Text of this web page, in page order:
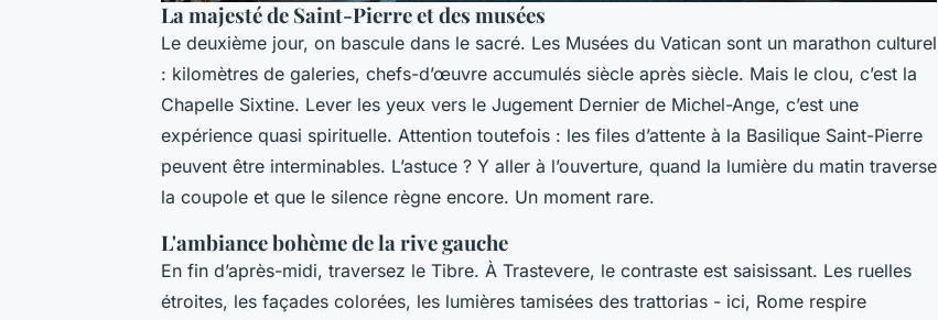
La majesté de Saint-Pierre et des musées
Le deuxième jour, on bascule dans le sacré. Les Musées du Vatican sont un marathon culturel
: kilomètres de galeries, chefs-d’œuvre accumulés siècle après siècle. Mais le clou, c’est la
Chapelle Sixtine. Lever les yeux vers le Jugement Dernier de Michel-Ange, c’est une
expérience quasi spirituelle. Attention toutefois : les files d’attente à la Basilique Saint-Pierre
peuvent être interminables. L’astuce ? Y aller à l’ouverture, quand la lumière du matin traverse
la coupole et que le silence règne encore. Un moment rare.
L'ambiance bohème de la rive gauche
En fin d’après-midi, traversez le Tibre. À Trastevere, le contraste est saisissant. Les ruelles
étroites, les façades colorées, les lumières tamisées des trattorias - ici, Rome respire